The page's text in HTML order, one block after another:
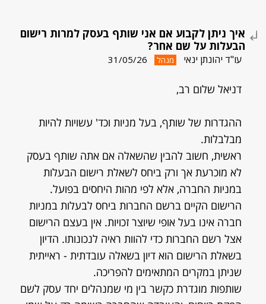
איך ניתן לקבוע אם אני שותף בעסק למרות רישום
הבעלות על שם אחר?
עו"ד יהונתן ינאי מנהל 31/05/26
דניאל שלום רב,
ההגדרות של שותף, בעל מניות וכד' עשויות להיות
מבלבלות.
ראשית, חשוב להבין שהשאלה אם אתה שותף בעסק
לא מוכרעת אך ורק ביחס לשאלת רישום הבעלות
במניות החברה, אלא לפי מהות היחסים בפועל.
הרישום הקיים ברשם החברות ביחס לבעלות במניות
חברה אינו בעל אופי שיוצר זכויות. אין בעצם הרישום
אצל רשם החברות כדי להוות ראיה לנכונותו. הדיון
בשאלת הרישום הוא דיון בשאלה עובדתית - ראייתית
שניתן במקרים המתאימים להפריכה.
שותפות מוגדרת כקשר בין מי שמנהלים יחד עסק לשם